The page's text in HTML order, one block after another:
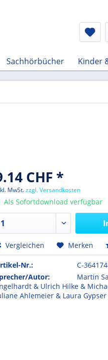
Sachhörbücher Kinder
CHF *
MwSt.zzgl. Versandkosten
Als Sofortdownload verfügbar
Vergleichen Merken
Nr.:
C-
Autor:
Martin
& Ulrich Hilke &
Ahlemeier & Laura